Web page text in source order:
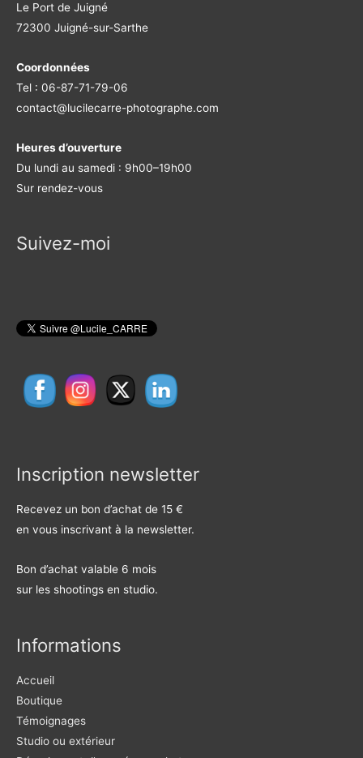
Le Port de Juigné
72300 Juigné-sur-Sarthe
Coordonnées
Tel : 06-87-71-79-06
contact@lucilecarre-photographe.com
Heures d’ouverture
Du lundi au samedi : 9h00–19h00
Sur rendez-vous
Suivez-moi
Inscription newsletter
Recevez un bon d’achat de 15 €
en vous inscrivant à la newsletter.
Bon d’achat valable 6 mois
sur les shootings en studio.
Informations
Accueil
Boutique
Témoignages
Studio ou extérieur